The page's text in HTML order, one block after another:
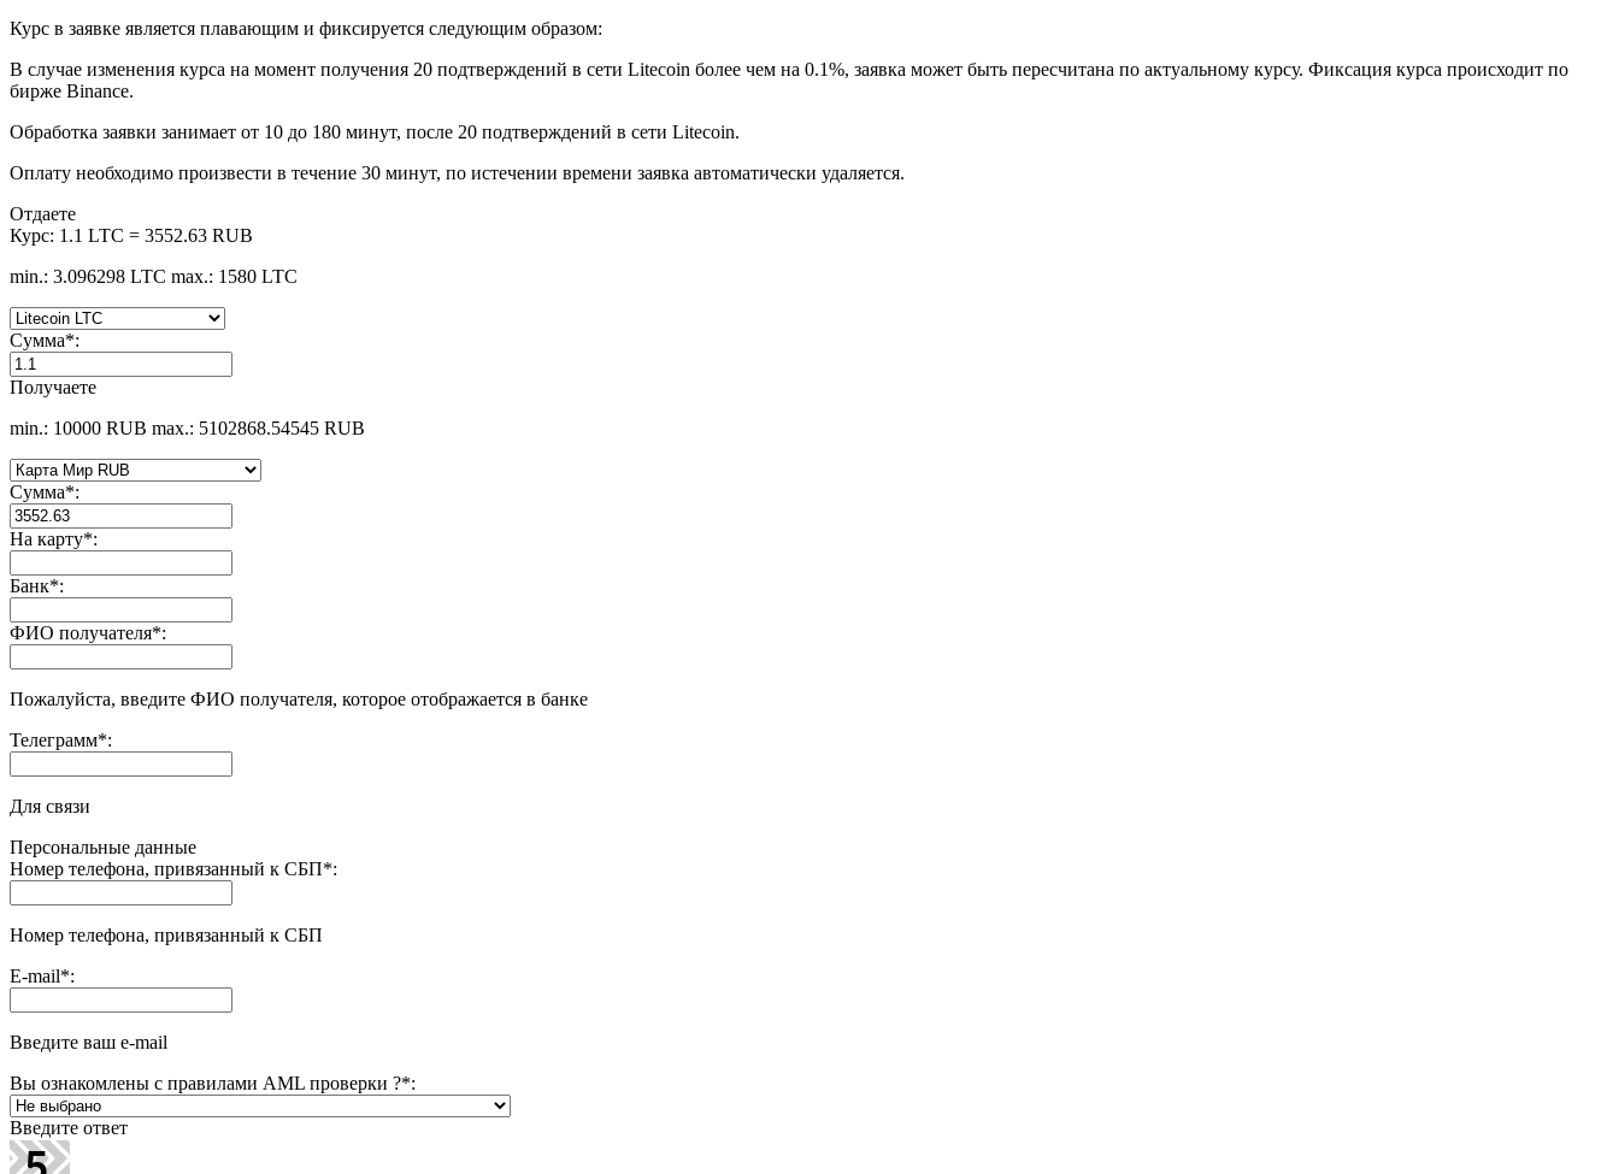
Курс в заявке является плавающим и фиксируется следующим образом:
В случае изменения курса на момент получения 20 подтверждений в сети Litecoin более чем на 0.1%, заявка может быть пересчитана по актуальному курсу. Фиксация курса происходит по
бирже Binance.
Обработка заявки занимает от 10 до 180 минут, после 20 подтверждений в сети Litecoin.
Оплату необходимо произвести в течение 30 минут, по истечении времени заявка автоматически удаляется.
Отдаете
Курс: 1.1 LTC = 3552.63 RUB
min.: 3.096298 LTC max.: 1580 LTC
Сумма*:
Получаете
min.: 10000 RUB max.: 5102868.54545 RUB
Сумма*:
На карту*:
Банк*:
ФИО получателя*:
Пожалуйста, введите ФИО получателя, которое отображается в банке
Телеграмм*:
Для связи
Персональные данные
Номер телефона, привязанный к СБП*:
Номер телефона, привязанный к СБП
E-mail*:
Введите ваш e-mail
Вы ознакомлены с правилами AML проверки ?*:
Введите ответ